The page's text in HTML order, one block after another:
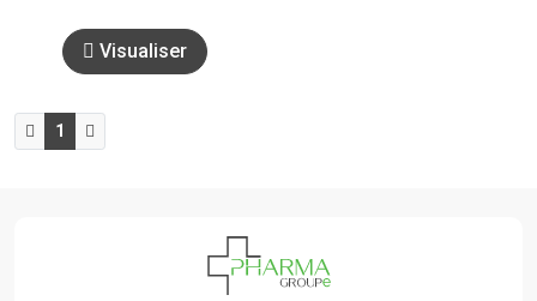
Visualiser
1